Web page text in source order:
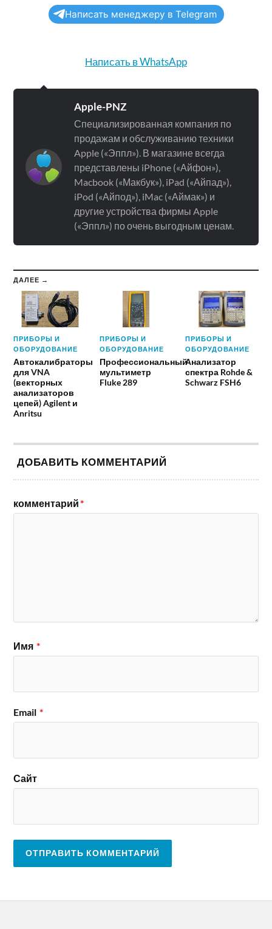
Написать менеджеру в Telegram
Написать в WhatsApp
Apple-PNZ
Специализированная компания по
продажам и обслуживанию техники
Apple («Эппл»). В магазине всегда
представлены iPhone («Айфон»),
Macbook («Макбук»), iPad («Айпад»),
iPod («Айпод»), iMac («Аймак») и
другие устройства фирмы Apple
(«Эппл») по очень выгодным ценам.
ДАЛЕЕ →
ПРИБОРЫ И
ОБОРУДОВАНИЕ
Автокалибраторы
для VNA
(векторных
анализаторов
цепей) Agilent и
Anritsu
ПРИБОРЫ И
ОБОРУДОВАНИЕ
Профессиональный
мультиметр
Fluke 289
ПРИБОРЫ И
ОБОРУДОВАНИЕ
Анализатор
спектра Rohde &
Schwarz FSH6
ДОБАВИТЬ КОММЕНТАРИЙ
комментарий*
Имя *
Email *
Сайт